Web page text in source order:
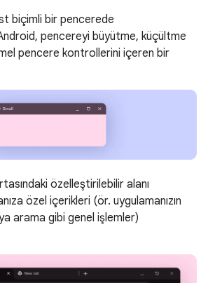
biçimli bir pencerede
pencereyi büyütme, küçültme
pencere kontrollerini içeren bir
özelleştirilebilir alanı
özel içerikleri (ör. uygulamanızın
arama gibi genel işlemler)